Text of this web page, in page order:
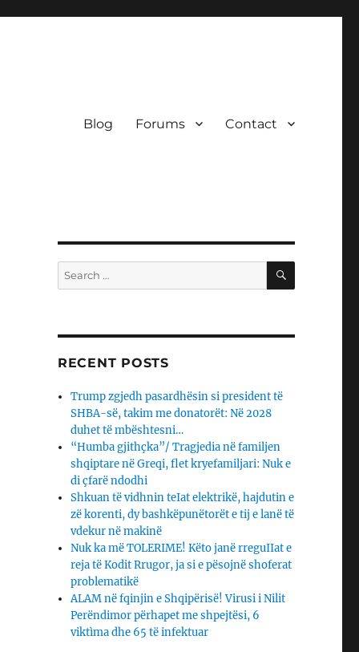
Blog Forums Contact
Search
for:
SEARCH
RECENT POSTS
Trump zgjedh pasardhësin si president të
SHBA-së, takim me donatorët: Në 2028
duhet të mbështesni…
“Humba gjithçka”/ Tragjedia në familjen
shqiptare në Greqi, flet kryefamiljari: Nuk e
di çfarë ndodhi
Shkuan të vidhnin teIat elektrikë, hajdutin e
zë korenti, dy bashkëpunëtorët e tij e lanë të
vdekur në makinë
Nuk ka më TOLERIME! Këto janë rreguIIat e
reja të Kodit Rrugor, ja si e pësojnë shoferat
problematikë
ALAM në fqinjin e Shqipërisë! Virusi i Nilit
Perëndimor përhapet me shpejtësi, 6
viktìma dhe 65 të infektuar